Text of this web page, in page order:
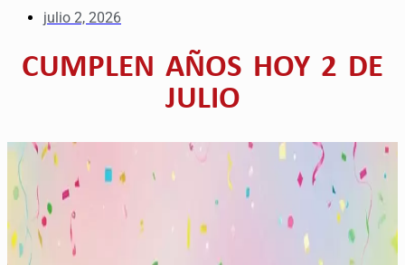
julio 2, 2026
CUMPLEN AÑOS HOY 2 DE
JULIO